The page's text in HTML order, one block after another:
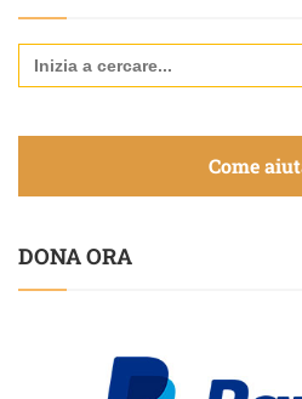
Search
for:
Come
DONA ORA